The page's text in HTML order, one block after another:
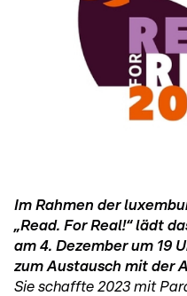
Im Rahmen der
„Read. For Real!“ lädt
am 4. Dezember um 19
zum Austausch mit der
Sie schaffte 2023 mit